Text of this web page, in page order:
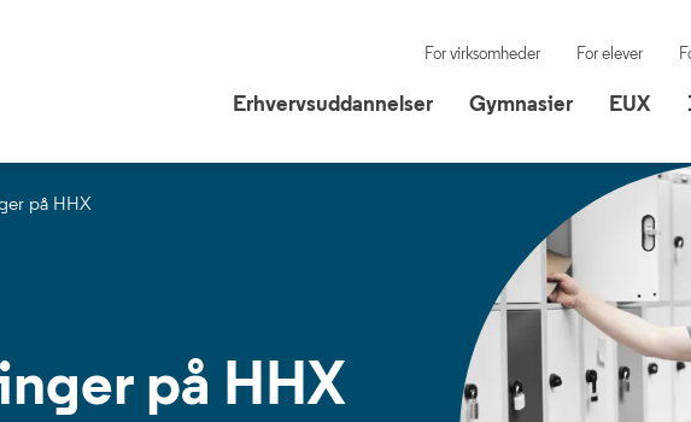
For virksomheder For elever
ErhvervsuddannelserErhvervsuddannelser
GymnasierGymnasier
EUXEUX
på HHX
på HHX